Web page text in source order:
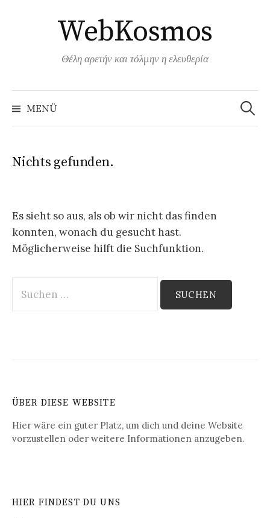
WebKosmos
Θέλη αρετήν και τόλμην η ελευθερία
MENÜ
Suchen
nach:
Nichts gefunden.
Es sieht so aus, als ob wir nicht das finden
konnten, wonach du gesucht hast.
Möglicherweise hilft die Suchfunktion.
Suchen
nach:
ÜBER DIESE WEBSITE
Hier wäre ein guter Platz, um dich und deine Website
vorzustellen oder weitere Informationen anzugeben.
HIER FINDEST DU UNS